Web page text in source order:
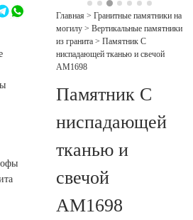
Главная > Гранитные памятники на
могилу > Вертикальные памятники
из гранита > Памятник С
ниспадающей тканью и свечой
AM1698
Памятник С
ниспадающей
тканью и
свечой
AM1698